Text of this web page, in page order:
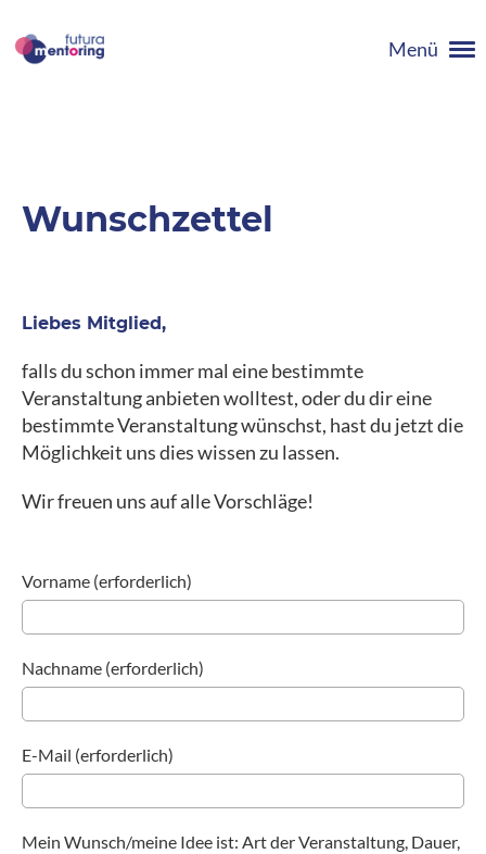
Menü
Wunschzettel
Liebes Mitglied,
falls du schon immer mal eine bestimmte
Veranstaltung anbieten wolltest, oder du dir eine
bestimmte Veranstaltung wünschst, hast du jetzt die
Möglichkeit uns dies wissen zu lassen.
Wir freuen uns auf alle Vorschläge!
Vorname (erforderlich)
Nachname (erforderlich)
E-Mail (erforderlich)
Mein Wunsch/meine Idee ist: Art der Veranstaltung, Dauer,